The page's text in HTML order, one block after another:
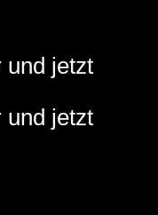
und jetzt
und jetzt